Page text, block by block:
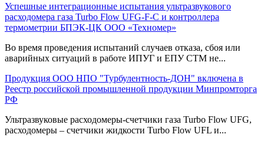
Успешные интеграционные испытания ультразвукового
расходомера газа Turbo Flow UFG-F-С и контроллера
термометрии БПЭК-ЦК ООО «Техномер»
Во время проведения испытаний случаев отказа, сбоя или
аварийных ситуаций в работе ИПУГ и ЕПУ СТМ не...
Продукция ООО НПО "Турбулентность-ДОН" включена в
Реестр российской промышленной продукции Минпромторга
РФ
Ультразвуковые расходомеры-счетчики газа Turbo Flow UFG,
расходомеры – счетчики жидкости Turbo Flow UFL и...